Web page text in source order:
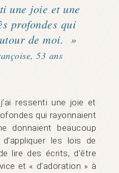
une joie et une
profondes qui
de moi. »
53 ans
ressenti une joie et
qui rayonnaient
donnaient beaucoup
d’appliquer les lois de
lire des écrits, d’être
et « d’adoration » à